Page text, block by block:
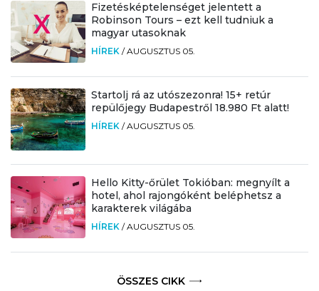
Fizetésképtelenséget jelentett a
Robinson Tours – ezt kell tudniuk a
magyar utasoknak
HÍREK /AUGUSZTUS 05.
Startolj rá az utószezonra! 15+ retúr
repülőjegy Budapestről 18.980 Ft alatt!
HÍREK /AUGUSZTUS 05.
Hello Kitty-őrület Tokióban: megnyílt a
hotel, ahol rajongóként beléphetsz a
karakterek világába
HÍREK /AUGUSZTUS 05.
ÖSSZES CIKK